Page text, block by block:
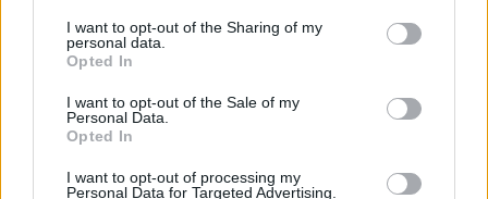
I want to opt-out of the Sharing of my
personal data.
Opted In
I want to opt-out of the Sale of my
Personal Data.
Opted In
I want to opt-out of processing my
Personal Data for Targeted Advertising.
Esim for USA|Esim for Italy| Esim for Spain|Esim